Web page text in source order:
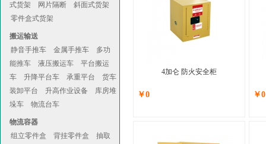
式货架
网片隔断
斜面式货架
零件盒式货架
搬运输送
静音手推车
金属手推车
多功
能推车
液压搬运车
平台搬运
车
升降平台车 承重平台
货车
装卸平台
升高作业设备
库房堆
垛车
物流台车
物流容器
组立零件盒
背挂零件盒
抽取
4加仑 防火安全柜
￥0 ￥0